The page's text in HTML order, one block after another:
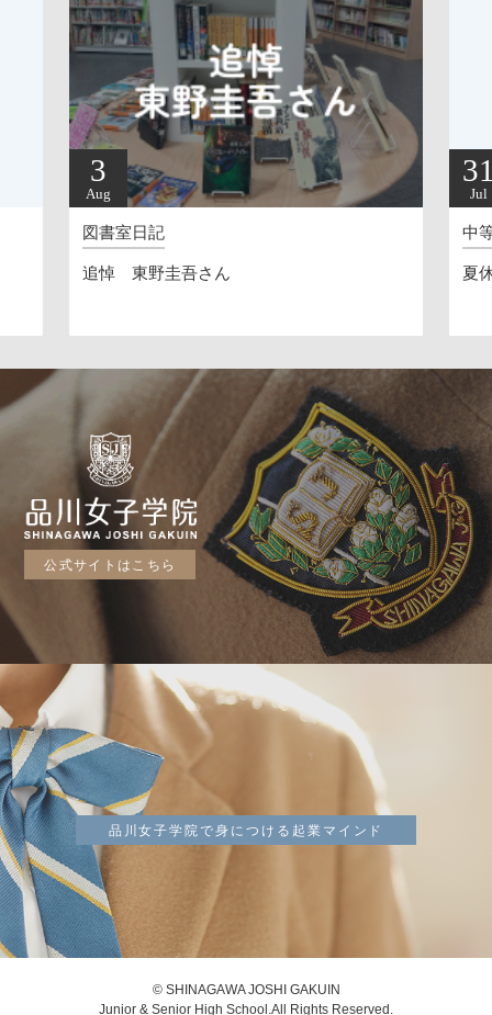
3
Aug
図書室日記
追悼 東野圭吾さん
Jul
中
夏
公式サイトはこちら
品川女子学院で身につける起業マインド
© SHINAGAWA JOSHI GAKUIN
Junior & Senior High School.All Rights Reserved.